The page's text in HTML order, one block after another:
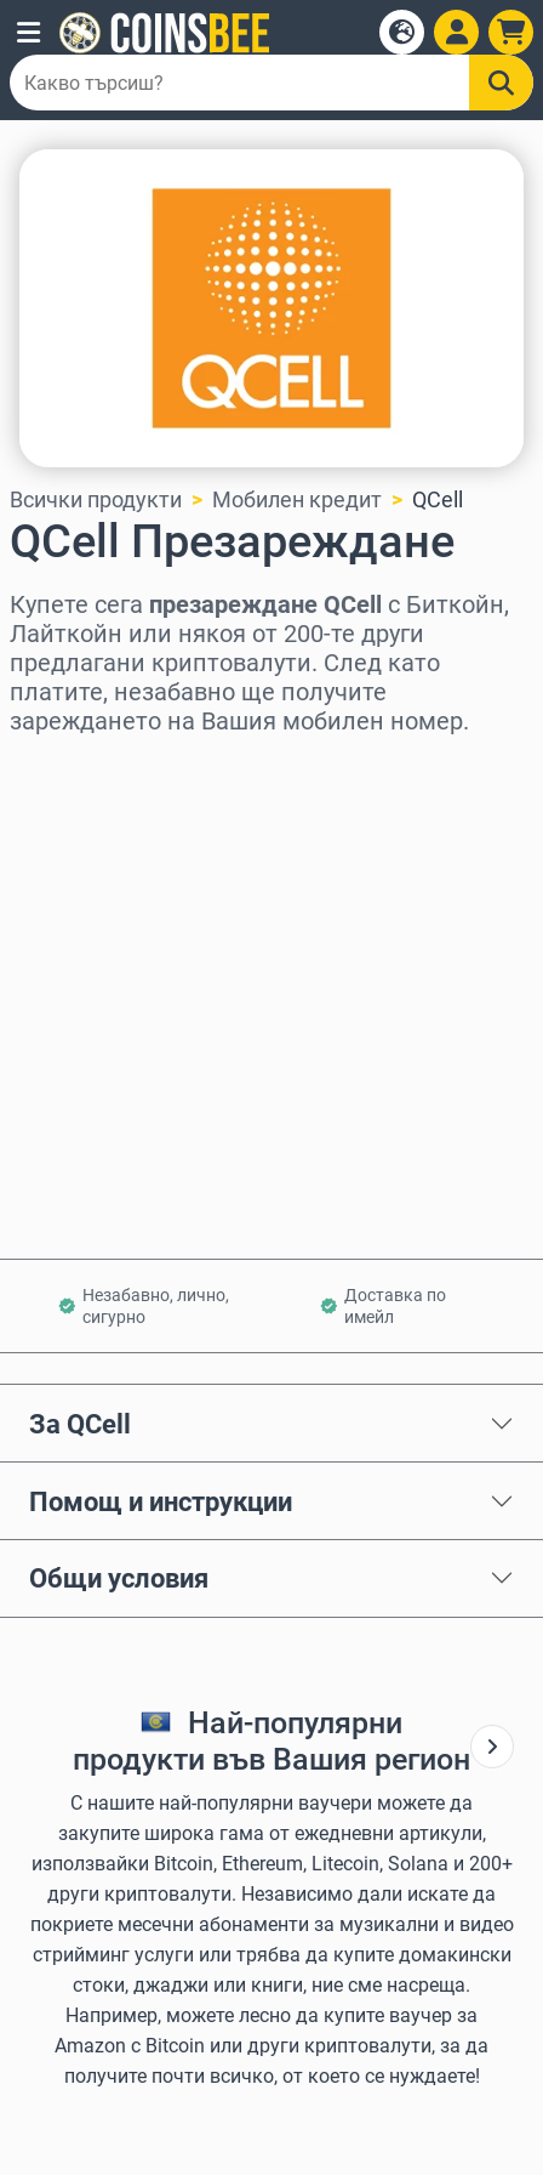
Всички продукти Мобилен кредит QCell
QCell Презареждане
Купете сега презареждане QCell
с Биткойн,
Лайткойн или някоя от 200-те други
предлагани криптовалути. След като
платите, незабавно ще получите
зареждането на Вашия мобилен номер.
Незабавно, лично,
сигурно
Доставка по
имейл
За QCell
Помощ и инструкции
Общи условия
Най-популярни
продукти във Вашия регион
С нашите най-популярни ваучери можете да
закупите широка гама от ежедневни артикули,
използвайки Bitcoin, Ethereum, Litecoin, Solana и 200+
други криптовалути. Независимо дали искате да
покриете месечни абонаменти за музикални и видео
стрийминг услуги или трябва да купите домакински
стоки, джаджи или книги, ние сме насреща.
Например, можете лесно да купите ваучер за
Amazon с Bitcoin или други криптовалути, за да
получите почти всичко, от което се нуждаете!